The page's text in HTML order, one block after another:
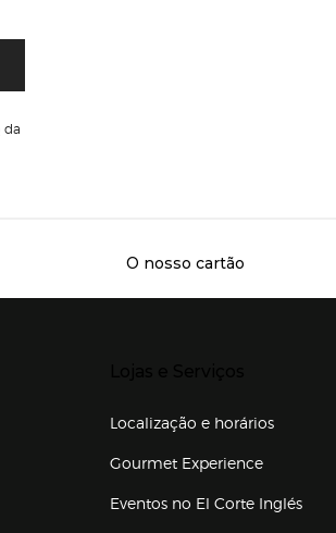
da
O nosso cartão
Localização e horários
Gourmet Experience
Eventos no El Corte Inglés